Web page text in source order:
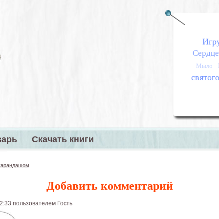
Сердце
Мыло
Скачать книги
Добавить комментарий
пользователем Гость